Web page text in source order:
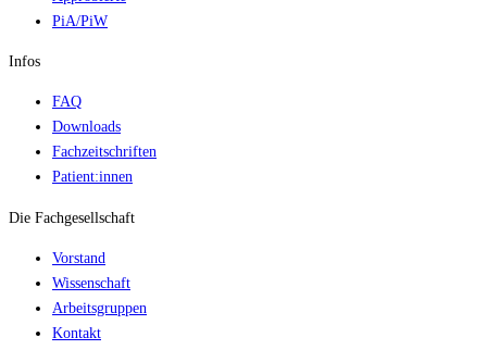
PiA/PiW
Infos
FAQ
Downloads
Fachzeitschriften
Patient:innen
Die Fachgesellschaft
Vorstand
Wissenschaft
Arbeitsgruppen
Kontakt